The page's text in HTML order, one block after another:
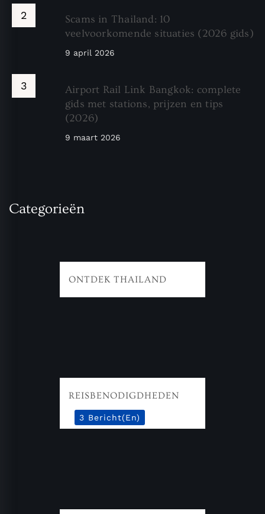
Scams in Thailand: 10
veelvoorkomende situaties (2026 gids)
9 april 2026
Airport Rail Link Bangkok: complete
gids met stations, prijzen en tips
(2026)
9 maart 2026
Categorieën
ONTDEK THAILAND
REISBENODIGDHEDEN
3 Bericht(en)